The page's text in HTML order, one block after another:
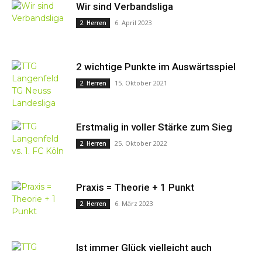
Wir sind Verbandsliga
2. Herren 6. April 2023
2 wichtige Punkte im Auswärtsspiel
2. Herren 15. Oktober 2021
Erstmalig in voller Stärke zum Sieg
2. Herren 25. Oktober 2022
Praxis = Theorie + 1 Punkt
2. Herren 6. März 2023
Ist immer Glück vielleicht auch